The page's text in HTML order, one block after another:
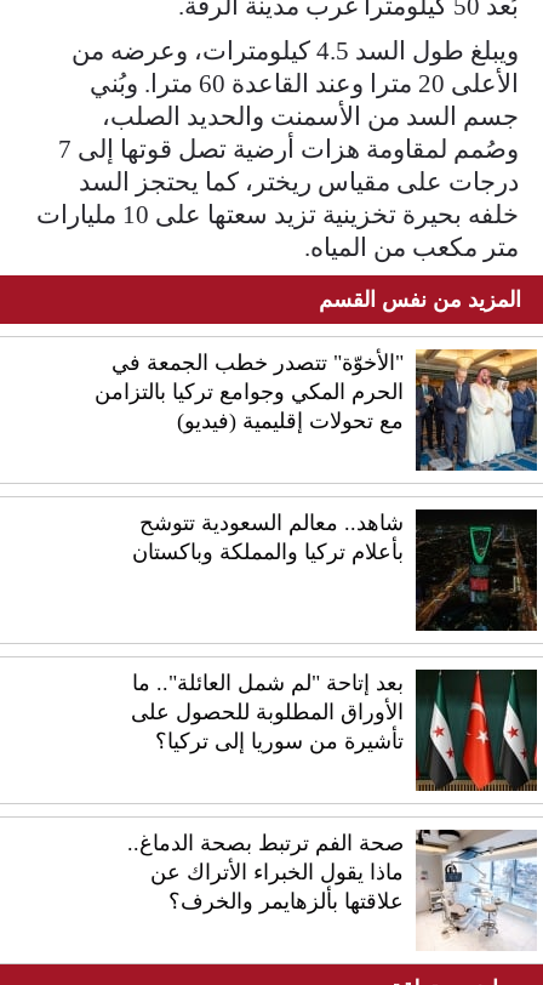
بُعد 50 كيلومترا غرب مدينة الرقة.
ويبلغ طول السد 4.5 كيلومترات، وعرضه من
الأعلى 20 مترا وعند القاعدة 60 مترا. وبُني
جسم السد من الأسمنت والحديد الصلب،
وصُمم لمقاومة هزات أرضية تصل قوتها إلى 7
درجات على مقياس ريختر، كما يحتجز السد
خلفه بحيرة تخزينية تزيد سعتها على 10 مليارات
متر مكعب من المياه.
المزيد من نفس القسم
"الأخوّة" تتصدر خطب الجمعة في
الحرم المكي وجوامع تركيا بالتزامن
مع تحولات إقليمية (فيديو)
شاهد.. معالم السعودية تتوشح
بأعلام تركيا والمملكة وباكستان
بعد إتاحة "لم شمل العائلة".. ما
الأوراق المطلوبة للحصول على
تأشيرة من سوريا إلى تركيا؟
صحة الفم ترتبط بصحة الدماغ..
ماذا يقول الخبراء الأتراك عن
علاقتها بألزهايمر والخرف؟